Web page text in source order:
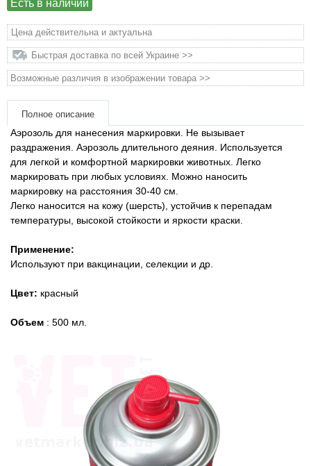
Есть в наличии
Цена действительна и актуальна
Быстрая доставка по всей Украине >>
Возможные различия в изображении товара >>
Полное описание
Аэрозоль для нанесения маркировки. Не вызывает
раздражения. Аэрозоль длительного деяния. Используется
для легкой и комфортной маркировки животных. Легко
маркировать при любых условиях. Можно наносить
маркировку на расстояния 30-40 см.
Легко наносится на кожу (шерсть), устойчив к перепадам
температуры, высокой стойкости и яркости краски.
Применение:
Используют при вакцинации, селекции и др.
Цвет: красный
Объем : 500 мл.
матеріали
Подарочные сертификаты
Товары для голубей
Товары для грызунов
Товары для лошадей
Товары для людей
Хозряд - хозтовары оптом
Архив / Снято с производства